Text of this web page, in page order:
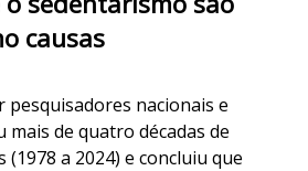
causas
pesquisadores nacionais e
de quatro décadas de
(1978 a 2024) e concluiu que